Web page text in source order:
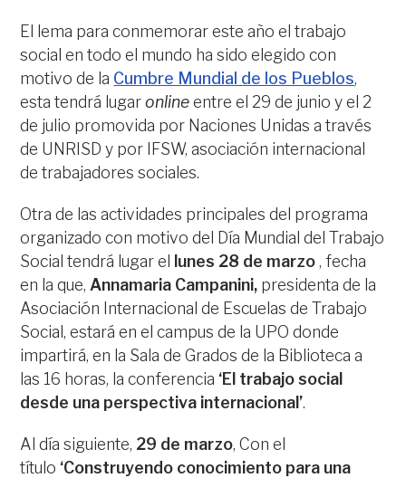
El lema para conmemorar este año el trabajo
social en todo el mundo ha sido elegido con
motivo de la Cumbre Mundial de los Pueblos,
esta tendrá lugaronlineentre el 29 de junio y el 2
de julio promovida por Naciones Unidas a través
de UNRISD y por IFSW, asociación internacional
de trabajadores sociales.
Otra de las actividades principales del programa
organizado con motivo del Día Mundial del Trabajo
Social tendrá lugar el
lunes 28 de marzo, fecha
en la que, Annamaria Campanini, presidenta de la
Asociación Internacional de Escuelas de Trabajo
Social, estará en el campus de la UPO donde
impartirá, en la Sala de Grados de la Biblioteca a
las 16 horas, la conferencia ‘El trabajo social
desde una perspectiva internacional’.
Al día siguiente, 29 de marzo, Con el
título ‘Construyendo conocimiento para una